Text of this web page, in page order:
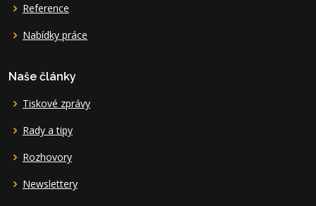
Reference
Nabídky práce
Naše články
Tiskové zprávy
Rady a tipy
Rozhovory
Newslettery